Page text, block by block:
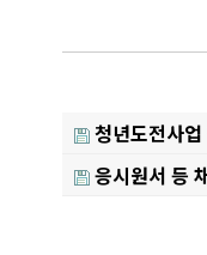
청년도전사
응시원서 등